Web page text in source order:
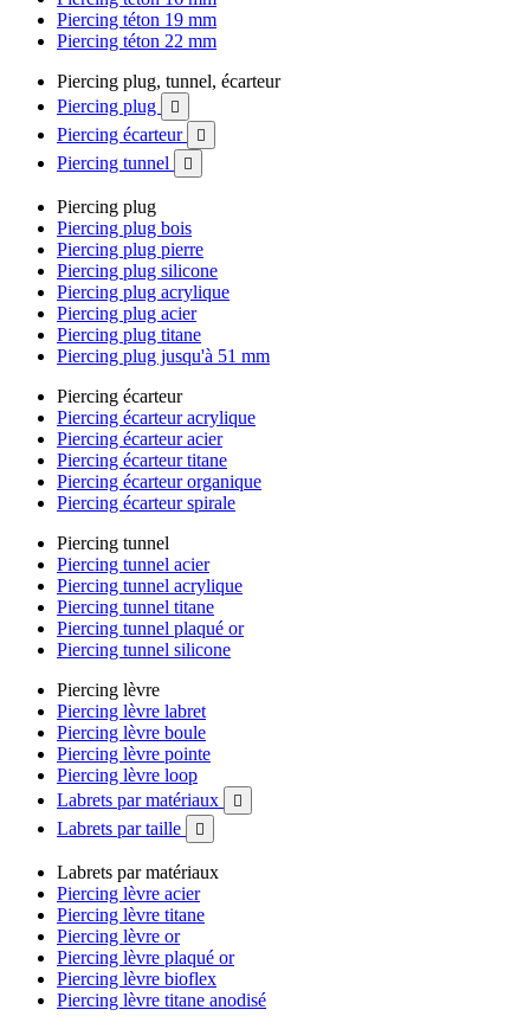
Piercing téton 19 mm
Piercing téton 22 mm
Piercing plug, tunnel, écarteur
Piercing plug

Piercing écarteur 
Piercing tunnel 
Piercing plug
Piercing plug bois
Piercing plug pierre
Piercing plug silicone
Piercing plug acrylique
Piercing plug acier
Piercing plug titane
Piercing plug jusqu'à 51 mm
Piercing écarteur
Piercing écarteur acrylique
Piercing écarteur acier
Piercing écarteur titane
Piercing écarteur organique
Piercing écarteur spirale
Piercing tunnel
Piercing tunnel acier
Piercing tunnel acrylique
Piercing tunnel titane
Piercing tunnel plaqué or
Piercing tunnel silicone
Piercing lèvre
Piercing lèvre labret
Piercing lèvre boule
Piercing lèvre pointe
Piercing lèvre loop
Labrets par matériaux

Labrets par taille 
Labrets par matériaux
Piercing lèvre acier
Piercing lèvre titane
Piercing lèvre or
Piercing lèvre plaqué or
Piercing lèvre bioflex
Piercing lèvre titane anodisé